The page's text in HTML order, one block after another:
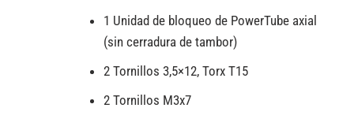
1 Unidad de bloqueo de PowerTube axial
(sin cerradura de tambor)
2 Tornillos 3,5×12, Torx T15
2 Tornillos M3x7